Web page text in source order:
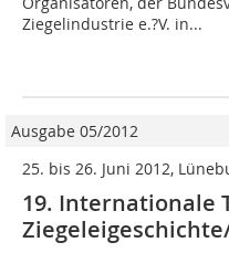
Ziegelindustrie e.?V. in...
Ausgabe 05/2012
25. bis 26. Juni 2012,
19. Internationale